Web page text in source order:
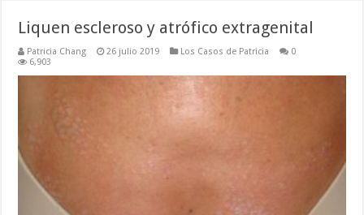
Liquen escleroso y atrófico extragenital
Patricia Chang 26 julio 2019 Los Casos de Patricia
0
6,903